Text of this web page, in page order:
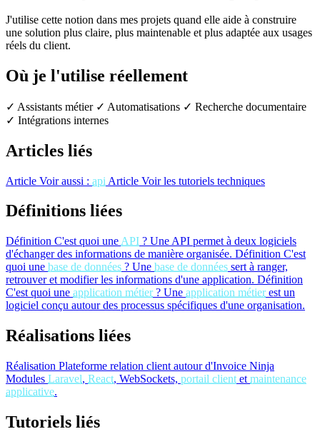
J'utilise cette notion dans mes projets quand elle aide à construire
une solution plus claire, plus maintenable et plus adaptée aux usages
réels du client.
Où je l'utilise réellement
✓ Assistants métier ✓ Automatisations ✓ Recherche documentaire
✓ Intégrations internes
Articles liés
Article Voir aussi : api Article Voir les tutoriels techniques
Définitions liées
Définition C'est quoi une API ? Une API permet à deux logiciels
d'échanger des informations de manière organisée. Définition C'est
quoi une base de données ? Une base de données sert à ranger,
retrouver et modifier les informations d'une application. Définition
C'est quoi une application métier? Une application métierest un
logiciel conçu autour des processus spécifiques d'une organisation.
Réalisations liées
Réalisation Plateforme relation client autour d'Invoice Ninja
Modules Laravel, React, WebSockets, portail client et maintenance
applicative.
Tutoriels liés